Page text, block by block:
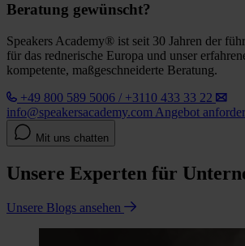
Beratung gewünscht?
Speakers Academy® ist seit 30 Jahren der
für das rednerische Europa und unser
kompetente, maßgeschneiderte Beratung.
+49 800 589 5006 / +3110 433 33 22
info@speakersacademy.com Angebot
Mit uns chatten
Unsere Experten für
Unsere Blogs ansehen